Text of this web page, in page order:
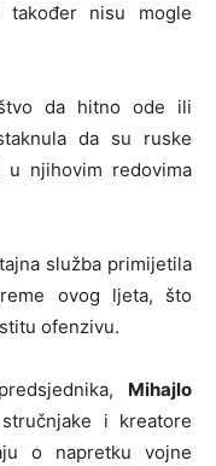
nisu mogle
da hitno ode ili
da su ruske
njihovim redovima
služba primijetila
ovog ljeta, što
ofenzivu.
Mihajlo
i kreatore
o napretku vojne